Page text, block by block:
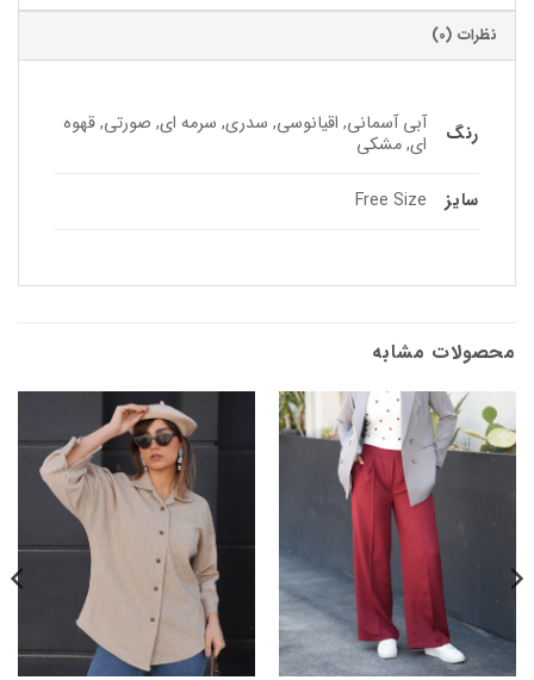
نظرات (0)
رنگ آبی آسمانی, اقیانوسی, سدری, سرمه ای, صورتی, قهوه
ای, مشکی
سایز Free Size
محصولات مشابه